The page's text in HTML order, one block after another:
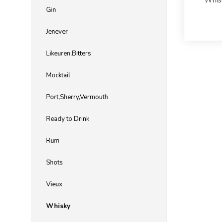
Gin
Jenever
Likeuren,Bitters
Mocktail
Port,Sherry,Vermouth
Ready to Drink
Rum
Shots
Vieux
Whisky